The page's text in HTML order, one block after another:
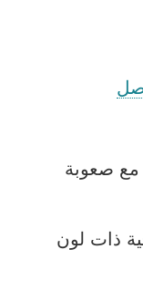
مع صعوبة
ذات لون